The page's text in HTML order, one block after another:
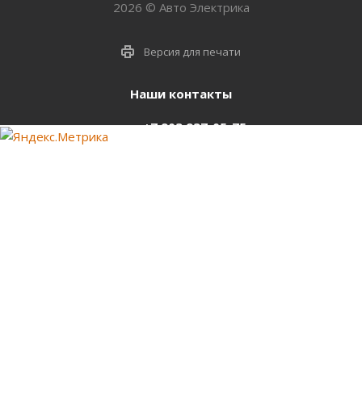
2026 © Авто Электрика
Версия для печати
Наши контакты
+7 903 937-05-75